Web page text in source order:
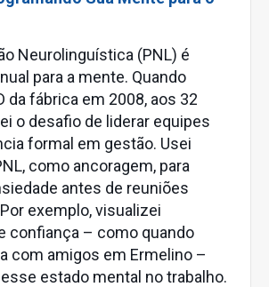
Neurolinguística (PNL) é
para a mente. Quando
da fábrica em 2008, aos 32
o desafio de liderar equipes
formal em gestão. Usei
como ancoragem, para
antes de reuniões
exemplo, visualizei
confiança – como quando
com amigos em Ermelino –
estado mental no trabalho.